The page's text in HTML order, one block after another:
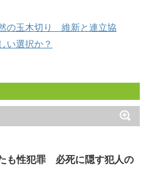
の玉木切り 維新と連立協
い選択か？
も性犯罪 必死に隠す犯人の